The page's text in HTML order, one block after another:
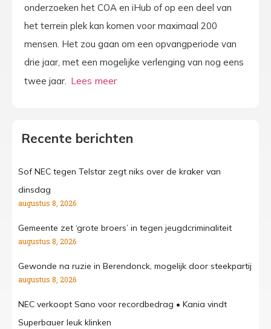
onderzoeken het COA en iHub of op een deel van
het terrein plek kan komen voor maximaal 200
mensen. Het zou gaan om een opvangperiode van
drie jaar, met een mogelijke verlenging van nog eens
twee jaar.
Recente berichten
Sof NEC tegen Telstar zegt niks over de kraker van
dinsdag
augustus 8, 2026
Gemeente zet ‘grote broers’ in tegen jeugdcriminaliteit
augustus 8, 2026
Gewonde na ruzie in Berendonck, mogelijk door steekpartij
augustus 8, 2026
NEC verkoopt Sano voor recordbedrag • Kania vindt
Superbauer leuk klinken